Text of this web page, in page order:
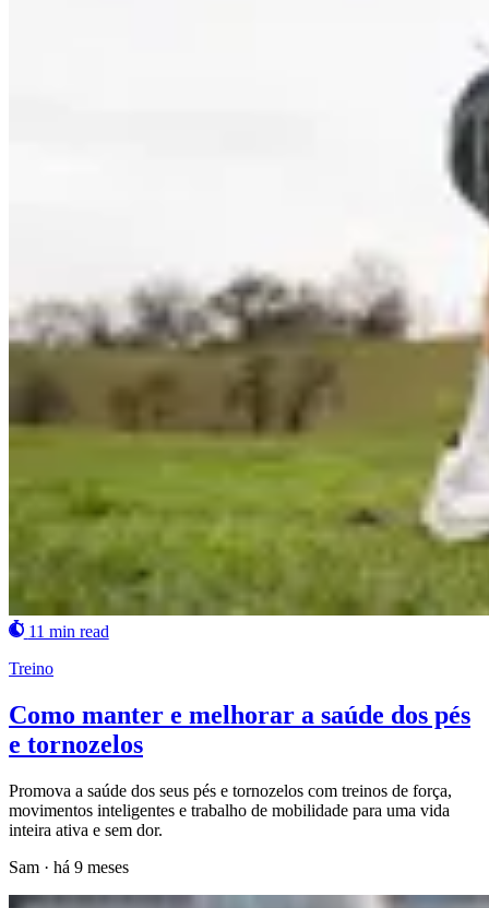
11 min read
Treino
Como manter e melhorar a saúde dos pés
e tornozelos
Promova a saúde dos seus pés e tornozelos com treinos de força,
movimentos inteligentes e trabalho de mobilidade para uma vida
inteira ativa e sem dor.
Sam · há 9 meses